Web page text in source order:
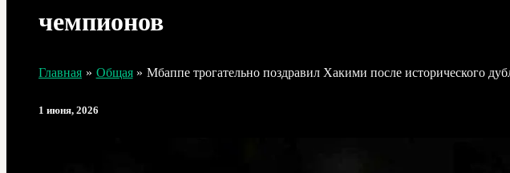
чемпионов
Главная Общая Мбаппе трогательно поздравил Хакими после исторического
1 июня, 2026